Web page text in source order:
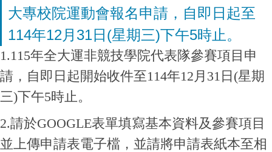
大專校院運動會報名申請，自即日起至
114年12月31日(星期三)下午5時止。
1.115年全大運非競技學院代表隊參賽項目申
請，自即日起開始收件至114年12月31日(星期
三)下午5時止。
2.請於GOOGLE表單填寫基本資料及參賽項目
並上傳申請表電子檔 ，並請將申請表紙本至相